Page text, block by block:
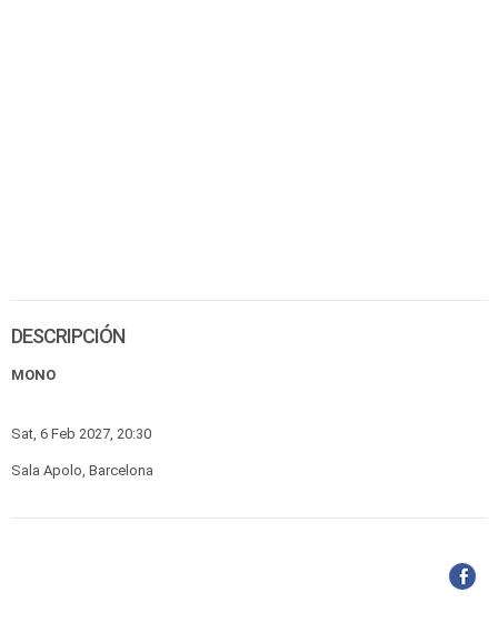
DESCRIPCIÓN
MONO
Sat, 6 Feb 2027, 20:30
Sala Apolo, Barcelona